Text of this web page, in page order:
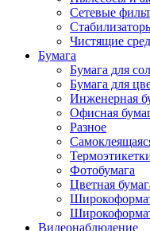
Сетевые
Чистящие
Бумага
Бумага для
Бумага для
Инженерная
Офисная
Разное
Фотобумага
Цветная
Видеонаблюдение